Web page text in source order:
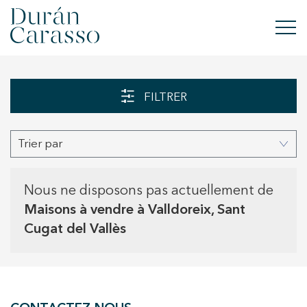
VENDRE
NOUVELLE CONSTRUCTION
INVESTISSEMENTS
FILTRER
Trier par
Nous ne disposons pas actuellement de
Maisons à vendre à Valldoreix, Sant
Cugat del Vallès